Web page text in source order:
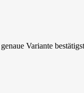
Variante